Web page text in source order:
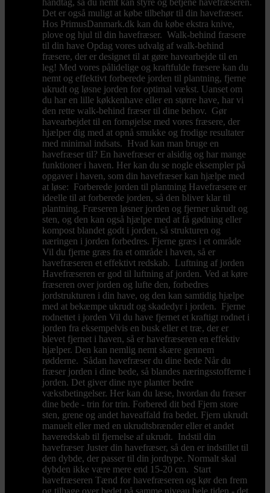
Det er også muligt at købe tilbehør til din havefræser.
Hos PrimusDanmark.dk kan du købe ekstra knive,
plove og hjul til din havefræser. Walk-behind fræsere
til din have Opdag vores udvalg af walk-behind
fræsere, der er designet til at gøre havearbejde til en
leg! Med vores pålidelige og kraftfulde fræsere kan du
nemt og effektivt forberede jorden til plantning, fjerne
ukrudt og løsne jorden for optimal vækst. Uanset om
du har en lille køkkenhave eller en større have, har vi
den rette walk-behind fræser til dine behov. Gør
havearbejdet til en fornøjelse med vores fræsere, der
hjælper dig med at opnå smukke og frodige resultater
med minimal indsats. Hvad kan man bruge en
havefræser til? En havefræser er alsidig og har mange
funktioner i haven. Her kan du se nogle eksempler på
opgaver i haven, som din havefræser kan hjælpe med
at løse: Forberede jorden til plantning Havefræsere er
ideelle til at forberede jorden, så den bliver klar til
plantning. Fræseren løsner jorden og fjerner ukrudt og
sten, og den kan også hjælpe med at få gødning eller
kompost blandet godt i jorden, så strukturen og
næringen i jorden forbedres. Fjerne græs i et område
Vil du fjerne græs fra et område i haven, så er
havefræseren et effektivt redskab. Luftning af jorden
Havefræseren er god til luftning af jorden. Ved at køre
fræseren over jorden og lufte den, forbedres
jordstrukturen i din have, og den kan samtidig hjælpe
med at bekæmpe ukrudt og skadedyr i jorden. Fjerne
rodnettet i jorden Vil du have fjernet et kraftigt rodnet i
jorden fra eksempelvis en busk eller et træ, der er
blevet fjernet i haven, så er havefræseren en effektiv
hjælper. Den kan nemlig nemt skære gennem
rødderne. Sådan havefræser du dine bede Når du
fræser jorden i dine bede, så blandes næringsstofferne i
jorden. Det giver dine nye planter bedre
vækstbetingelser. Her kan du læse, hvordan du fræser
dine bede - trin for trin. Forbered dit bed Fjern store
sten, grene og andet haveaffald fra bedet. Fjern ukrudt
manuelt eller med en ukrudtsbrænder eller et andet
haveredskab til fjernelse af ukrudt. Indstil din
havefræser Juster din havefræser, så den er indstillet til
den dybde, der passer til din jordtype. Normalt skal
dybden ikke være mere end 15-20 cm. Start
havefræseren Tænd for havefræseren og kør den frem
og tilbage over bedet på samme niveau hele tiden - det